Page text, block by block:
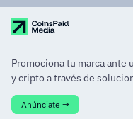
Promociona tu marca ante
y cripto a través de
Anúnciate →